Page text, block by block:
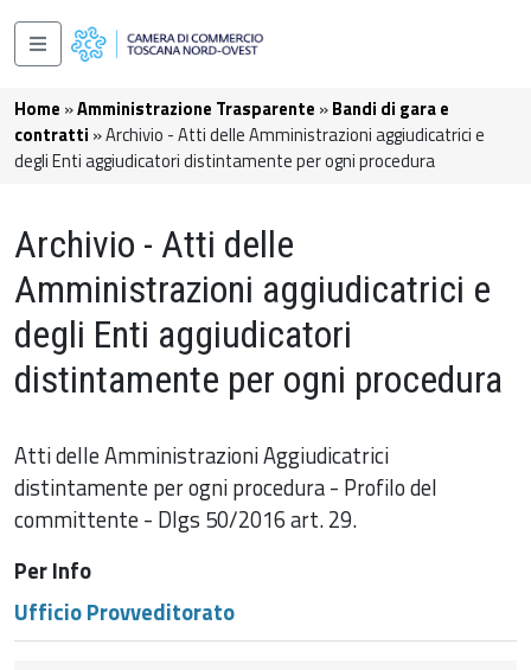
Salta al contenuto principale
Navigazione principale
Briciole di pane
Home Amministrazione Trasparente
Bandi di gara e
contratti
Archivio - Atti delle Amministrazioni aggiudicatrici e
degli Enti aggiudicatori distintamente per ogni procedura
Archivio - Atti delle
Amministrazioni aggiudicatrici e
degli Enti aggiudicatori
distintamente per ogni procedura
Atti delle Amministrazioni Aggiudicatrici
distintamente per ogni procedura - Profilo del
committente - Dlgs 50/2016 art. 29.
Per Info
Ufficio Provveditorato